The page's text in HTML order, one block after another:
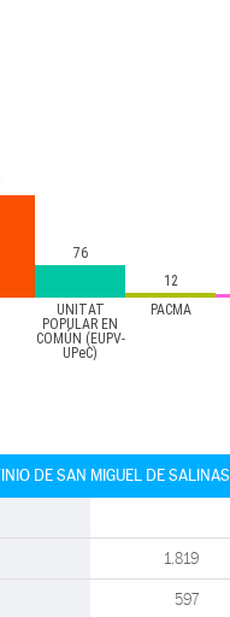
UNITAT
POPULAR EN
COMÚN (EUPV-
UPeC)
PACMA
76
12
DE SAN MIGUEL DE SALINAS
1.819
597